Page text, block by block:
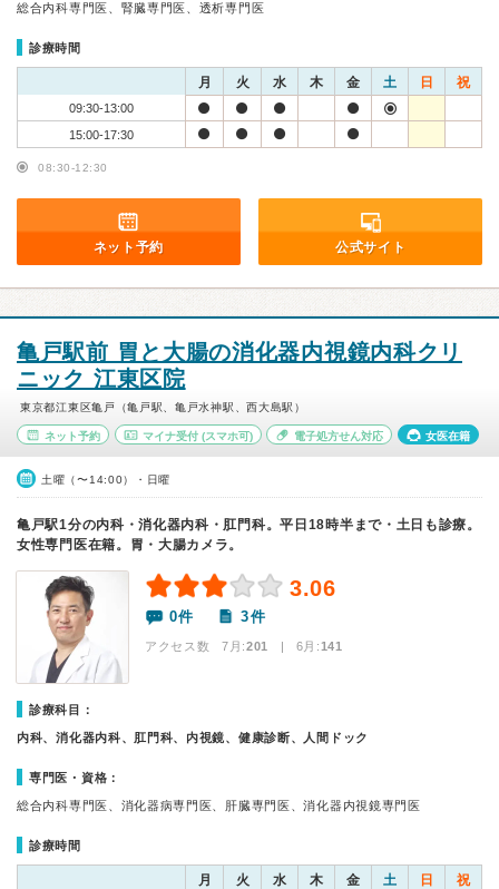
総合内科専門医、腎臓専門医、透析専門医
診療時間
月 火 水 木 金 土 日 祝
09:30-13:00
15:00-17:30
08:30-12:30
ネット予約 公式サイト
亀戸駅前 胃と大腸の消化器内視鏡内科クリ
ニック 江東区院
東京都江東区亀戸（亀戸駅、亀戸水神駅、西大島駅）
ネット予約 マイナ受付(スマホ可) 電子処方せん対応 女医在籍
土曜（〜14:00）・日曜
亀戸駅1分の内科・消化器内科・肛門科。平日18時半まで・土日も診療。
女性専門医在籍。胃・大腸カメラ。
3.06
0件 3件
アクセス数 7月:201 | 6月:141
診療科目：
内科、消化器内科、肛門科、内視鏡、健康診断、人間ドック
専門医・資格：
総合内科専門医、消化器病専門医、肝臓専門医、消化器内視鏡専門医
診療時間
月 火 水 木 金 土 日 祝